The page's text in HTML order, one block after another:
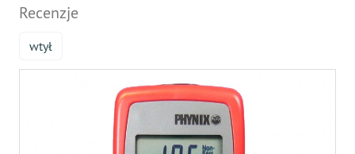
Recenzje
wtył